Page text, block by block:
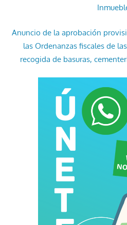
Anuncio de la aprobación
las Ordenanzas fiscales de
recogida de basuras,